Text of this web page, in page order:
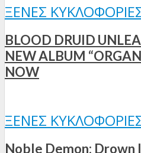
ΞΈΝΕΣ
BLOOD DRUID
NEW ALBUM
NOW
ΞΈΝΕΣ
Noble Demon: Drown